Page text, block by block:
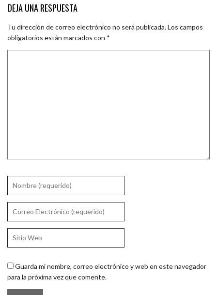
DEJA UNA RESPUESTA
Tu dirección de correo electrónico no será publicada.Los campos
obligatorios están marcados con *
Guarda mi nombre, correo electrónico y web en este navegador
para la próxima vez que comente.